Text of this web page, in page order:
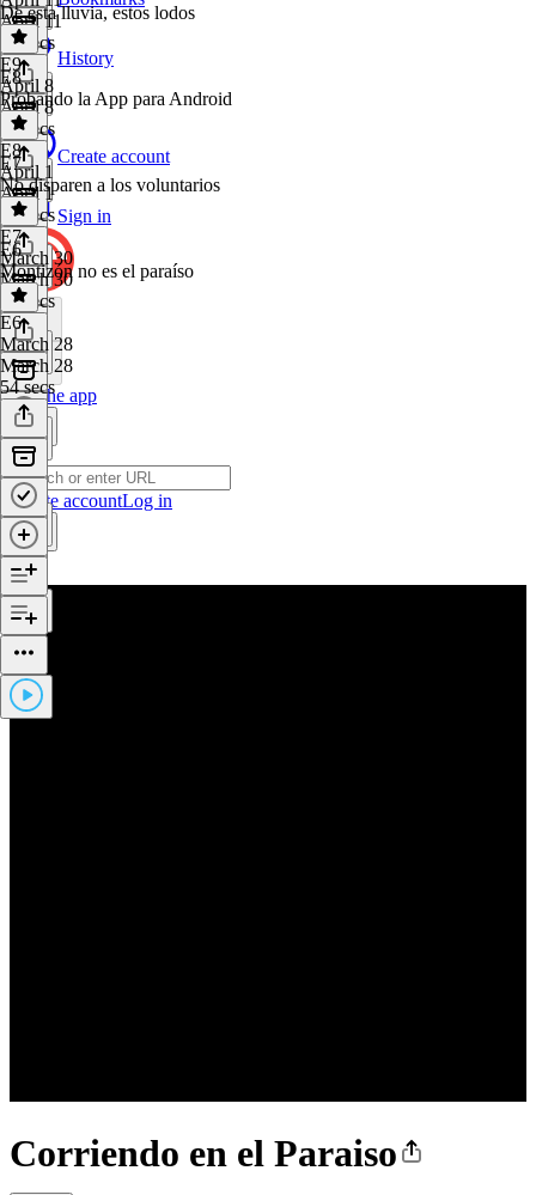
History
Create account
Sign in
Get the app
Create accountLog in
Corriendo en el Paraiso
April 11
51 secs
De esta lluvia, estos lodos
E9·
April 8
April 8
50 secs
E8
Probando la App para Android
E8·
April 1
April 1
37 secs
E7
No disparen a los voluntarios
E7·
March 30
March 30
50 secs
E6
Montizón no es el paraíso
E6·
March 28
March 28
54 secs